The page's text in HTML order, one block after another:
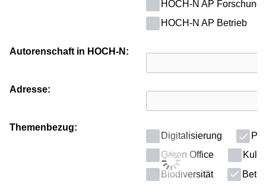
HOCH-N AP Forschung
HOCH-N AP Betrieb
Autorenschaft in HOCH-N:
Adresse:
Themenbezug:
Digitalisierung
Green Office
Biodiversität